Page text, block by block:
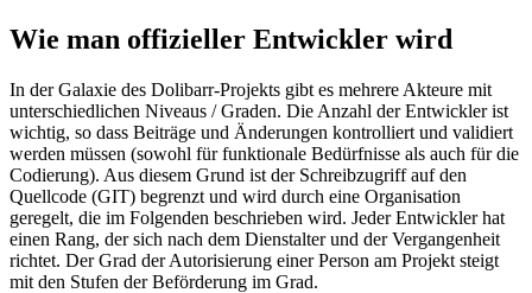
Wie man offizieller Entwickler wird
In der Galaxie des Dolibarr-Projekts gibt es mehrere Akteure mit
unterschiedlichen Niveaus / Graden. Die Anzahl der Entwickler ist
wichtig, so dass Beiträge und Änderungen kontrolliert und validiert
werden müssen (sowohl für funktionale Bedürfnisse als auch für die
Codierung). Aus diesem Grund ist der Schreibzugriff auf den
Quellcode (GIT) begrenzt und wird durch eine Organisation
geregelt, die im Folgenden beschrieben wird. Jeder Entwickler hat
einen Rang, der sich nach dem Dienstalter und der Vergangenheit
richtet. Der Grad der Autorisierung einer Person am Projekt steigt
mit den Stufen der Beförderung im Grad.